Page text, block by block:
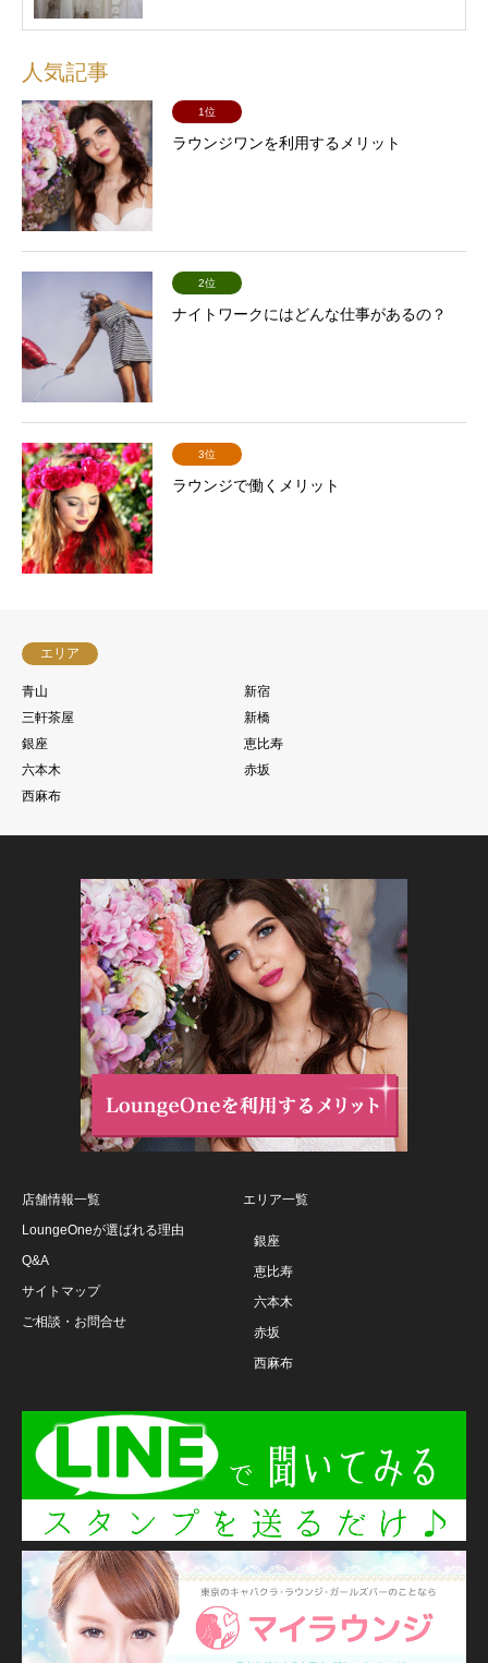
人気記事
1位
ラウンジワンを利用するメリット
2位
ナイトワークにはどんな仕事があるの？
3位
ラウンジで働くメリット
エリア
青山
新宿
三軒茶屋
新橋
銀座
恵比寿
六本木
赤坂
西麻布
店舗情報一覧
LoungeOneが選ばれる理由
Q&A
サイトマップ
ご相談・お問合せ
エリア一覧
銀座
恵比寿
六本木
赤坂
西麻布